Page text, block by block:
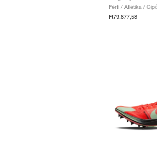
Férfi / Atlétika /
Ft79.877,58